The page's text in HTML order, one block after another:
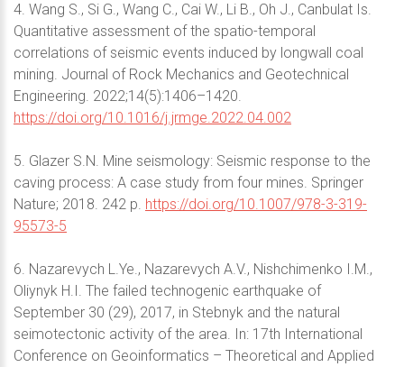
4. Wang S., Si G., Wang C., Cai W., Li B., Oh J., Canbulat Is.
Quantitative assessment of the spatio-temporal
correlations of seismic events induced by longwall coal
mining. Journal of Rock Mechanics and Geotechnical
Engineering. 2022;14(5):1406–1420.
https://doi.org/10.1016/j.jrmge.2022.04.002
5. Glazer S.N. Mine seismology: Seismic response to the
caving process: A case study from four mines. Springer
Nature; 2018. 242 p. https://doi.org/10.1007/978-3-319-
95573-5
6. Nazarevych L.Ye., Nazarevych A.V., Nishchimenko I.M.,
Oliynyk H.I. The failed technogenic earthquake of
September 30 (29), 2017, in Stebnyk and the natural
seimotectonic activity of the area. In: 17th International
Conference on Geoinformatics – Theoretical and Applied